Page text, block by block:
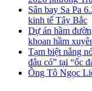
Sân bay Sa Pa
kinh tế Tây Bắc
Dự án hầm
khoan hầm
Tạm biệt nắng
đâu có” tại “ốc
Ông Tô Ngọc